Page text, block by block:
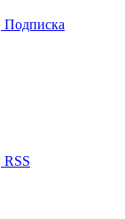
Подписка
RSS